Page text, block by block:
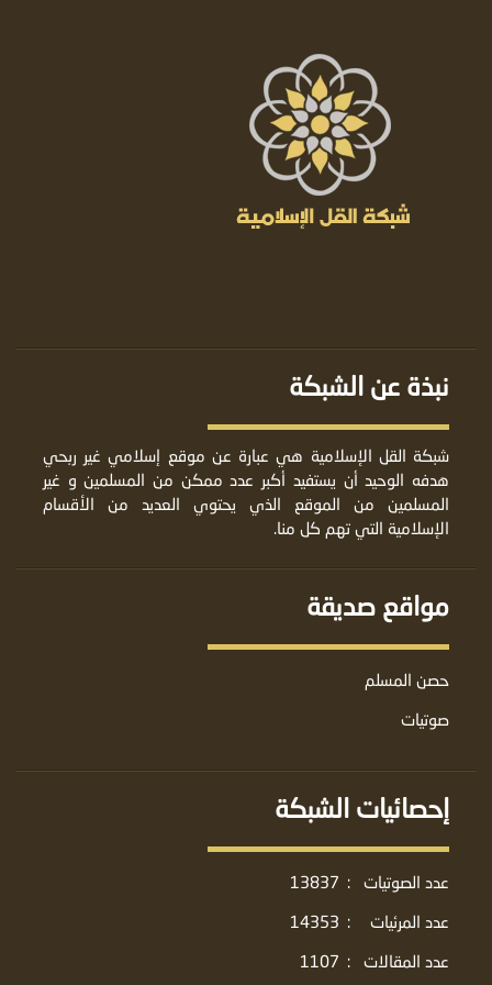
نبذة عن الشبكة
شبكة القل الإسلامية هي عبارة عن موقع إسلامي غير ربحي
هدفه الوحيد أن يستفيد أكبر عدد ممكن من المسلمين و غير
المسلمين من الموقع الذي يحتوي العديد من الأقسام
الإسلامية التي تهم كل منا.
مواقع صديقة
حصن المسلم
صوتيات
إحصائيات الشبكة
عدد الصوتيات :
13837
عدد المرئيات
:
14353
عدد المقالات
:
1107